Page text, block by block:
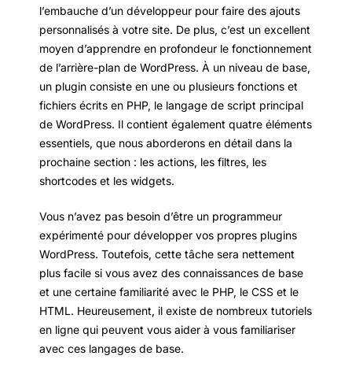
l’embauche d’un développeur pour faire des ajouts
personnalisés à votre site. De plus, c’est un excellent
moyen d’apprendre en profondeur le fonctionnement
de l’arrière-plan de WordPress. À un niveau de base,
un plugin consiste en une ou plusieurs fonctions et
fichiers écrits en PHP, le langage de script principal
de WordPress. Il contient également quatre éléments
essentiels, que nous aborderons en détail dans la
prochaine section : les actions, les filtres, les
shortcodes et les widgets.
Vous n’avez pas besoin d’être un programmeur
expérimenté pour développer vos propres plugins
WordPress. Toutefois, cette tâche sera nettement
plus facile si vous avez des connaissances de base
et une certaine familiarité avec le PHP, le CSS et le
HTML. Heureusement, il existe de nombreux tutoriels
en ligne qui peuvent vous aider à vous familiariser
avec ces langages de base.